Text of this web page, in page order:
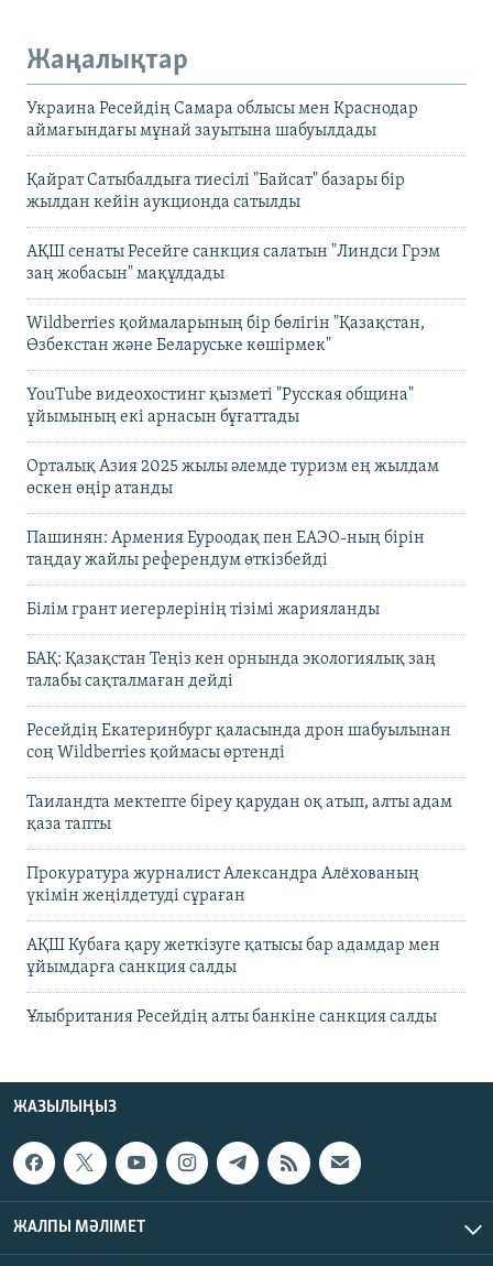
Жаңалықтар
Украина Ресейдің Самара облысы мен Краснодар
аймағындағы мұнай зауытына шабуылдады
Қайрат Сатыбалдыға тиесілі "Байсат" базары бір
жылдан кейін аукционда сатылды
АҚШ сенаты Ресейге санкция салатын "Линдси Грэм
заң жобасын" мақұлдады
Wildberries қоймаларының бір бөлігін "Қазақстан,
Өзбекстан және Беларуське көшірмек"
YouTube видеохостинг қызметі "Русская община"
ұйымының екі арнасын бұғаттады
Орталық Азия 2025 жылы әлемде туризм ең жылдам
өскен өңір атанды
Пашинян: Армения Еуроодақ пен ЕАЭО-ның бірін
таңдау жайлы референдум өткізбейді
Білім грант иегерлерінің тізімі жарияланды
БАҚ: Қазақстан Теңіз кен орнында экологиялық заң
талабы сақталмаған дейді
Ресейдің Екатеринбург қаласында дрон шабуылынан
соң Wildberries қоймасы өртенді
Таиландта мектепте біреу қарудан оқ атып, алты адам
қаза тапты
Прокуратура журналист Александра Алёхованың
үкімін жеңілдетуді сұраған
АҚШ Кубаға қару жеткізуге қатысы бар адамдар мен
ұйымдарға санкция салды
Ұлыбритания Ресейдің алты банкіне санкция салды
ЖАЗЫЛЫҢЫЗ
ЖАЛПЫ МӘЛІМЕТ